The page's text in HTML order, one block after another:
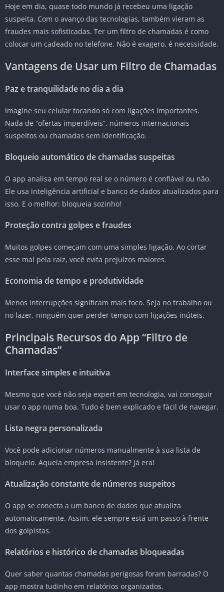
Hoje em dia, quase todo mundo já recebeu uma ligação
suspeita. Com o avanço das tecnologias, também vieram as
fraudes mais sofisticadas. Ter um filtro de chamadas é como
colocar um cadeado no telefone. Não é exagero, é necessidade.
Vantagens de Usar um Filtro de Chamadas
Paz e tranquilidade no dia a dia
Imagine seu celular tocando só com ligações importantes.
Nada de “ofertas imperdíveis”, números internacionais
suspeitos ou chamadas sem identificação.
Bloqueio automático de chamadas suspeitas
O app analisa em tempo real se o número é confiável ou não.
Ele usa inteligência artificial e banco de dados atualizados para
isso. E o melhor: bloqueia sozinho!
Proteção contra golpes e fraudes
Muitos golpes começam com uma simples ligação. Ao cortar
esse mal pela raiz, você evita prejuízos maiores.
Economia de tempo e produtividade
Menos interrupções significam mais foco. Seja no trabalho ou
no lazer, ninguém quer perder tempo com ligações inúteis.
Principais Recursos do App “Filtro de
Chamadas”
Interface simples e intuitiva
Mesmo que você não seja expert em tecnologia, vai conseguir
usar o app numa boa. Tudo é bem explicado e fácil de navegar.
Lista negra personalizada
Você pode adicionar números manualmente à sua lista de
bloqueio. Aquela empresa insistente? Já era!
Atualização constante de números suspeitos
O app se conecta a um banco de dados que atualiza
automaticamente. Assim, ele sempre está um passo à frente
dos golpistas.
Relatórios e histórico de chamadas bloqueadas
Quer saber quantas chamadas perigosas foram barradas? O
app mostra tudinho em relatórios organizados.